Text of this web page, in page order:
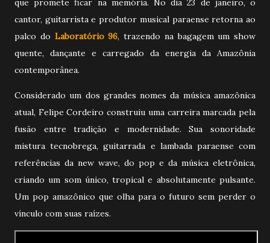
que promete ficar na memória. No dia 23 de janeiro, o
cantor, guitarrista e produtor musical paraense retorna ao
palco do Laboratório 96, trazendo na bagagem um show
quente, dançante e carregado da energia da Amazônia
contemporânea.
Considerado um dos grandes nomes da música amazônica
atual, Felipe Cordeiro construiu uma carreira marcada pela
fusão entre tradição e modernidade. Sua sonoridade
mistura tecnobrega, guitarrada e lambada paraense com
referências da new wave, do pop e da música eletrônica,
criando um som único, tropical e absolutamente pulsante.
Um pop amazônico que olha para o futuro sem perder o
vínculo com suas raízes.